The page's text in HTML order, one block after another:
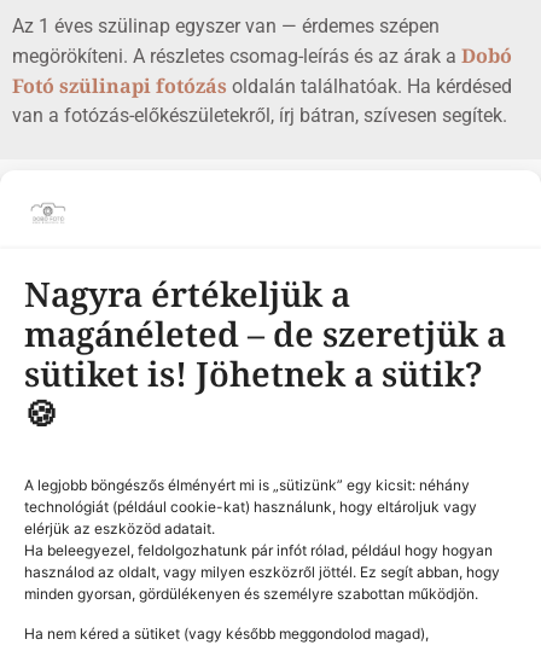
Nagyra értékeljük a
magánéleted – de szeretjük a
sütiket is! Jöhetnek a sütik?
🍪
A legjobb böngészős élményért mi is „sütizünk” egy kicsit: néhány
technológiát (például cookie-kat) használunk, hogy eltároljuk vagy
elérjük az eszközöd adatait.
Ha beleegyezel, feldolgozhatunk pár infót rólad, például hogy hogyan
használod az oldalt, vagy milyen eszközről jöttél. Ez segít abban, hogy
minden gyorsan, gördülékenyen és személyre szabottan működjön.
Ha nem kéred a sütiket (vagy később meggondolod magad),
Az 1 éves szülinap egyszer van — érdemes szépen
megörökíteni. A részletes csomag-leírás és az árak a Dobó
Fotó szülinapi fotózás oldalán találhatóak. Ha kérdésed
van a fotózás-előkészületekről, írj bátran, szívesen segítek.
Adatvédelmi nyilatkozat |Impresszum
© Minden jog fenntratva! 2025
GYORS LINKEK
Kezdőlap
Szolgáltatásaim
Ajándékutalvány
Kapcsolat